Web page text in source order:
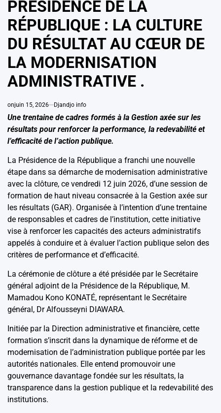
PRÉSIDENCE DE LA
RÉPUBLIQUE : LA CULTURE
DU RÉSULTAT AU CŒUR DE
LA MODERNISATION
ADMINISTRATIVE .
onjuin 15, 2026 Djandjo info
Une trentaine de cadres formés à la Gestion axée sur les
résultats pour renforcer la performance, la redevabilité et
l’efficacité de l’action publique.
La Présidence de la République a franchi une nouvelle
étape dans sa démarche de modernisation administrative
avec la clôture, ce vendredi 12 juin 2026, d’une session de
formation de haut niveau consacrée à la Gestion axée sur
les résultats (GAR). Organisée à l’intention d’une trentaine
de responsables et cadres de l’institution, cette initiative
vise à renforcer les capacités des acteurs administratifs
appelés à conduire et à évaluer l’action publique selon des
critères de performance et d’efficacité.
La cérémonie de clôture a été présidée par le Secrétaire
général adjoint de la Présidence de la République, M.
Mamadou Kono KONATÉ, représentant le Secrétaire
général, Dr Alfousseyni DIAWARA.
Initiée par la Direction administrative et financière, cette
formation s’inscrit dans la dynamique de réforme et de
modernisation de l’administration publique portée par les
autorités nationales. Elle entend promouvoir une
gouvernance davantage fondée sur les résultats, la
transparence dans la gestion publique et la redevabilité des
institutions.